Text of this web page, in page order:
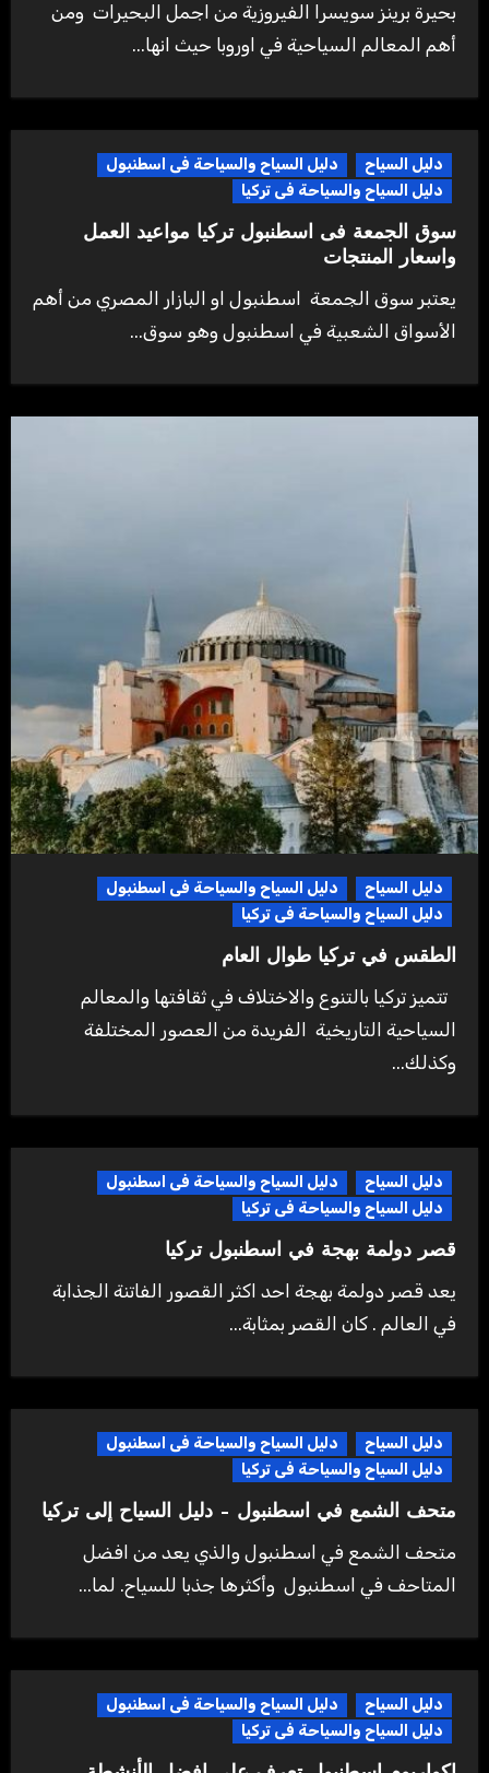
بحيرة برينز سويسرا الفيروزية من اجمل البحيرات ومن
أهم المعالم السياحية في اوروبا حيث انها...
دليل السياح
دليل السياح والسياحة فى اسطنبول
دليل السياح والسياحة فى تركيا
سوق الجمعة فى اسطنبول تركيا مواعيد العمل
واسعار المنتجات
يعتبر سوق الجمعة اسطنبول او البازار المصري من أهم
الأسواق الشعبية في اسطنبول وهو سوق...
دليل السياح
دليل السياح والسياحة فى اسطنبول
دليل السياح والسياحة فى تركيا
الطقس في تركيا طوال العام
تتميز تركيا بالتنوع والاختلاف في ثقافتها والمعالم
السياحية التاريخية الفريدة من العصور المختلفة
وكذلك...
دليل السياح
دليل السياح والسياحة فى اسطنبول
دليل السياح والسياحة فى تركيا
قصر دولمة بهجة في اسطنبول تركيا
يعد قصر دولمة بهجة احد اكثر القصور الفاتنة الجذابة
في العالم . كان القصر بمثابة...
دليل السياح
دليل السياح والسياحة فى اسطنبول
دليل السياح والسياحة فى تركيا
متحف الشمع في اسطنبول – دليل السياح إلى تركيا
متحف الشمع في اسطنبول والذي يعد من افضل
المتاحف في اسطنبول وأكثرها جذبا للسياح. لما...
دليل السياح
دليل السياح والسياحة فى اسطنبول
دليل السياح والسياحة فى تركيا